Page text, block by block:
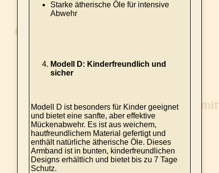
Starke ätherische Öle für intensive
Abwehr
Modell D: Kinderfreundlich und
sicher
Modell D ist besonders für Kinder geeignet
und bietet eine sanfte, aber effektive
Mückenabwehr. Es ist aus weichem,
hautfreundlichem Material gefertigt und
enthält natürliche ätherische Öle. Dieses
Armband ist in bunten, kinderfreundlichen
Designs erhältlich und bietet bis zu 7 Tage
Schutz.